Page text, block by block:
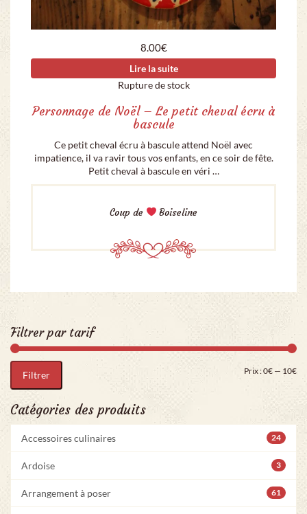
8.00€
Lire la suite
Rupture de stock
Personnage de Noël – Le petit cheval écru à
bascule
Ce petit cheval écru à bascule attend Noël avec
impatience, il va ravir tous vos enfants, en ce soir de fête.
Petit cheval à bascule en véri …
Coup de Boiseline
Filtrer par tarif
Filtrer Prix :0€ — 10€
Catégories des produits
Accessoires culinaires 24
Ardoise 3
Arrangement à poser 61